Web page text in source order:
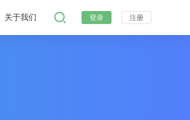
关于我们 登录 注册